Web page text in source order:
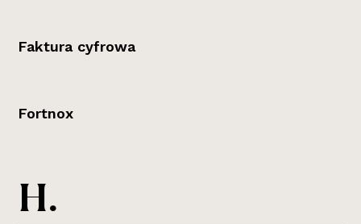
Faktura cyfrowa
Fortnox
H.